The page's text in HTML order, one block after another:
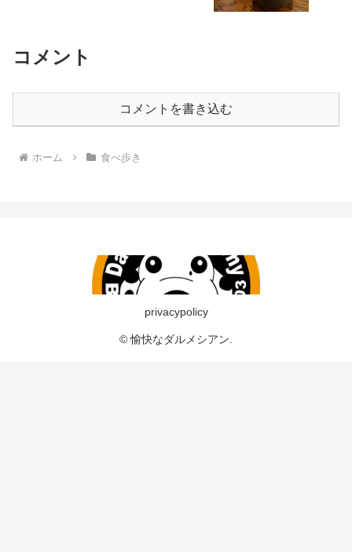
コメント
コメントを書き込む
ホーム 食べ歩き
privacypolicy
© 愉快なダルメシアン.